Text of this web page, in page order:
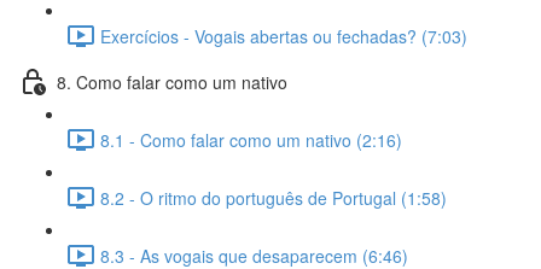
Exercícios - Vogais abertas ou fechadas? (7:03)
8. Como falar como um nativo
8.1 - Como falar como um nativo (2:16)
8.2 - O ritmo do português de Portugal (1:58)
8.3 - As vogais que desaparecem (6:46)